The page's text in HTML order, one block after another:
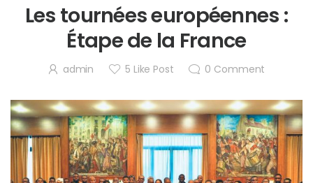
Les tournées européennes :
Étape de la France
admin 5 Like Post 0 Comment